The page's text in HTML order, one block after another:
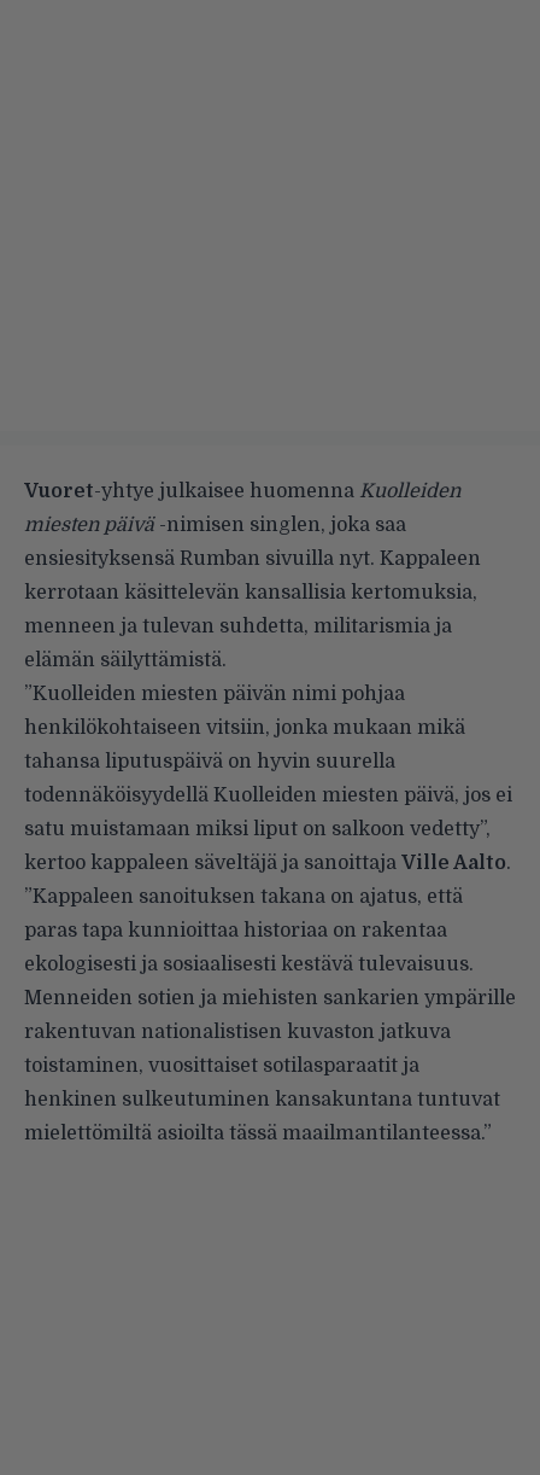
Vuoret-yhtye julkaisee huomenna Kuolleiden
miesten päivä-nimisen singlen, joka saa
ensiesityksensä Rumban sivuilla nyt. Kappaleen
kerrotaan käsittelevän kansallisia kertomuksia,
menneen ja tulevan suhdetta, militarismia ja
elämän säilyttämistä.
”Kuolleiden miesten päivän nimi pohjaa
henkilökohtaiseen vitsiin, jonka mukaan mikä
tahansa liputuspäivä on hyvin suurella
todennäköisyydellä Kuolleiden miesten päivä, jos ei
satu muistamaan miksi liput on salkoon vedetty”,
kertoo kappaleen säveltäjä ja sanoittaja Ville Aalto.
”Kappaleen sanoituksen takana on ajatus, että
paras tapa kunnioittaa historiaa on rakentaa
ekologisesti ja sosiaalisesti kestävä tulevaisuus.
Menneiden sotien ja miehisten sankarien ympärille
rakentuvan nationalistisen kuvaston jatkuva
toistaminen, vuosittaiset sotilasparaatit ja
henkinen sulkeutuminen kansakuntana tuntuvat
mielettömiltä asioilta tässä maailmantilanteessa.”